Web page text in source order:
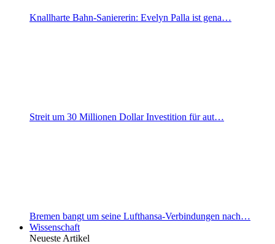
Knallharte Bahn-Saniererin: Evelyn Palla ist gena…
Streit um 30 Millionen Dollar Investition für aut…
Bremen bangt um seine Lufthansa-Verbindungen nach…
Wissenschaft
Neueste Artikel